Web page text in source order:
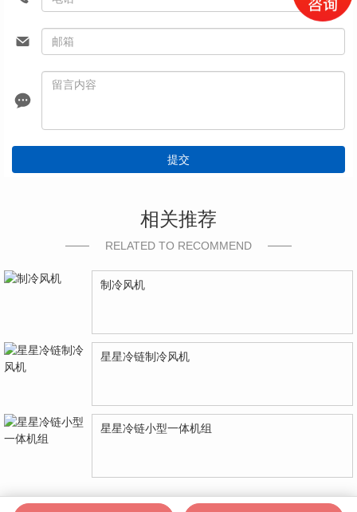
提交
相关推荐
RELATED TO RECOMMEND
制冷风机
星星冷链制冷风机
星星冷链小型一体机组